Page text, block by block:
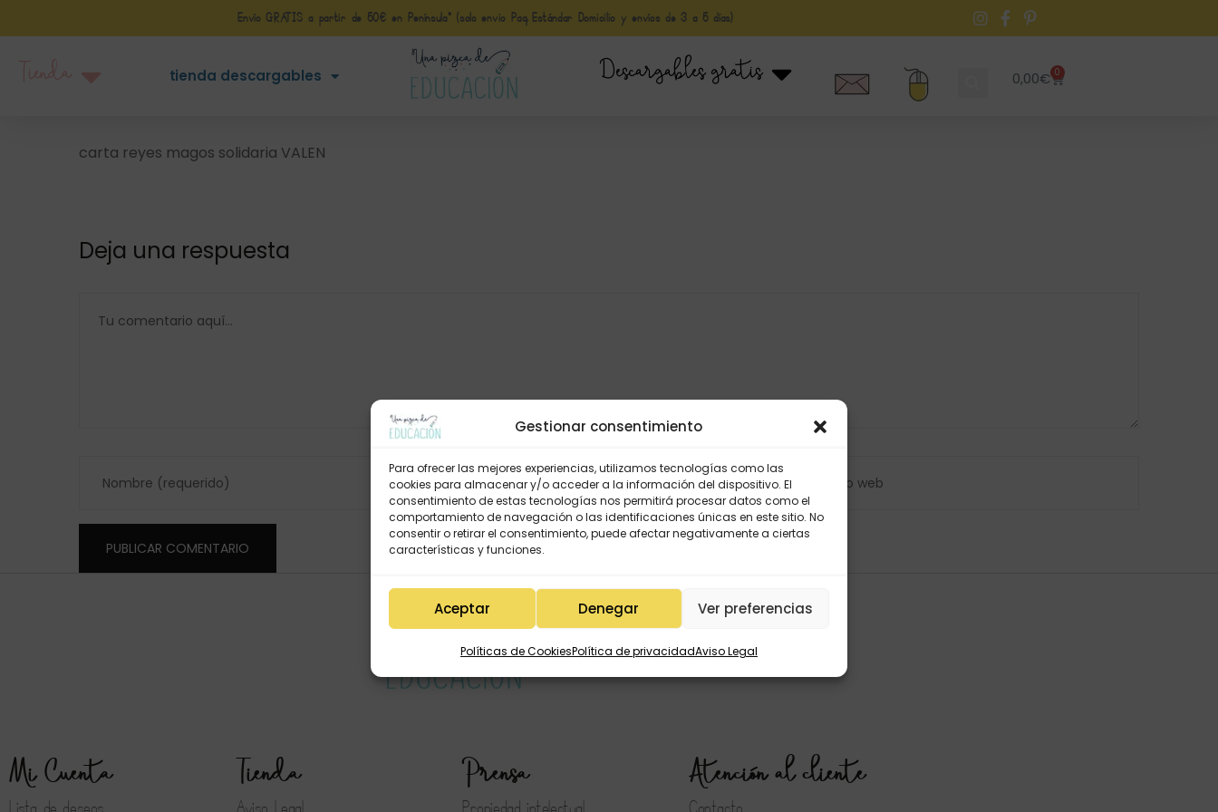
Gestionar consentimiento
Para ofrecer las mejores experiencias, utilizamos tecnologías como las
cookies para almacenar y/o acceder a la información del dispositivo. El
consentimiento de estas tecnologías nos permitirá procesar datos como el
comportamiento de navegación o las identificaciones únicas en este sitio. No
consentir o retirar el consentimiento, puede afectar negativamente a ciertas
características y funciones.
Aceptar Denegar Ver preferencias
Políticas de CookiesPolítica de privacidadAviso Legal
Envío GRATIS a partir de 50€ en Península* (solo envio Paq Estándar Domicilio y envíos de 3 a 5 días)
tienda descargables Descargables gratis 0,00€ 0
carta reyes magos solidaria VALEN
Deja una respuesta
Mi Cuenta Tienda Prensa Atención al cliente